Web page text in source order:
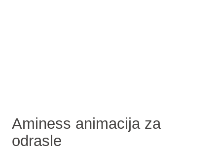
Aminess animacija za
odrasle